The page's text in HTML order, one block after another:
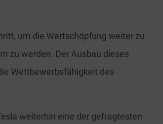
um die Wertschöpfung weiter zu
zu werden. Der Ausbau dieses
Wettbewerbsfähigkeit des
weiterhin eine der gefragtesten